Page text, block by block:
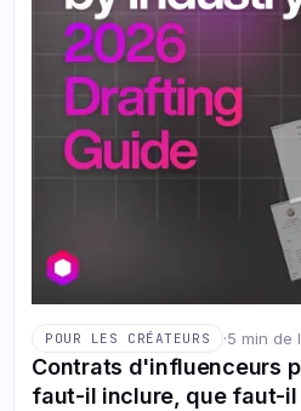
POUR LES CRÉATEURS ·5 min de
Contrats d'influenceurs
faut-il inclure, que faut-